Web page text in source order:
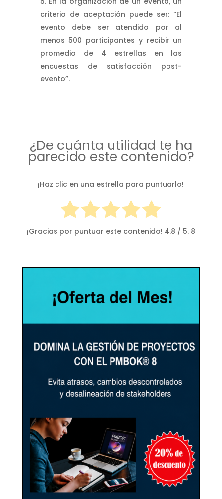
criterio de aceptación puede ser: “El
evento debe ser atendido por al
menos 500 participantes y recibir un
promedio de 4 estrellas en las
encuestas de satisfacción post-
evento”.
¿De cuánta utilidad te ha
parecido este contenido?
¡Haz clic en una estrella para puntuarlo!
¡Gracias por puntuar este contenido! 4.8 / 5. 8